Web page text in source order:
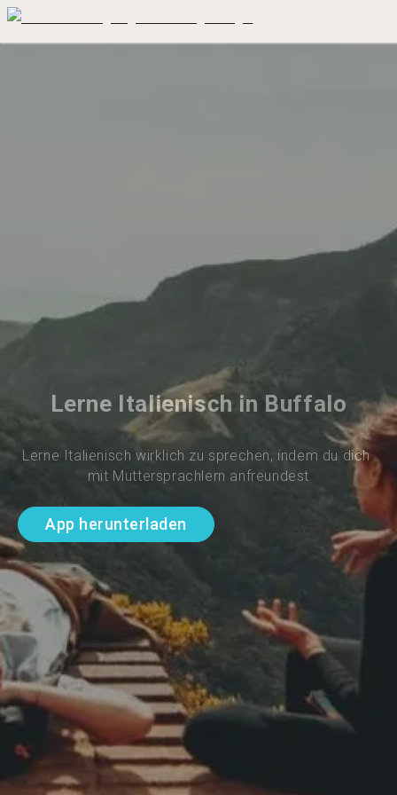
Lerne Italienisch in Buffalo
Lerne Italienisch wirklich zu sprechen, indem du dich
mit Muttersprachlern anfreundest
App herunterladen